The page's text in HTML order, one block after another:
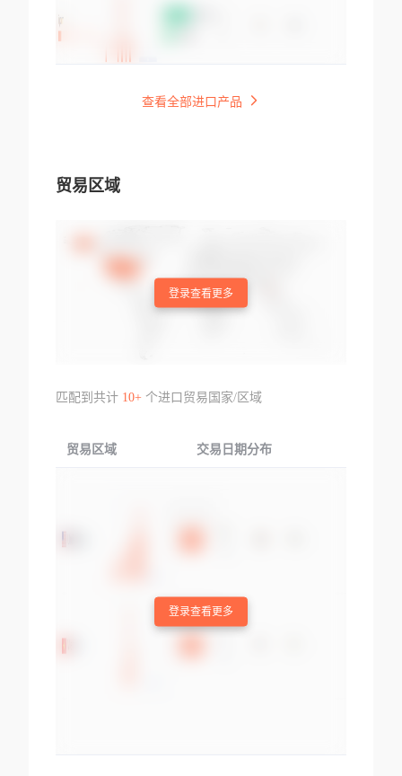
查看全部进口产品
贸易区域
登录查看更多
匹配到共计 10+个进口贸易国家/区域
贸易区域 交易日期分布
登录查看更多